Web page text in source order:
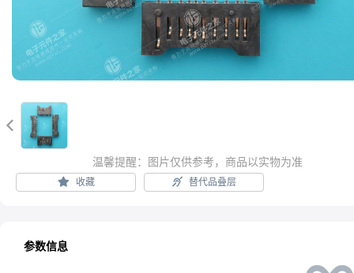

温馨提醒：图片仅供参考，商品以实物为准
收藏 替代品叠层
参数信息